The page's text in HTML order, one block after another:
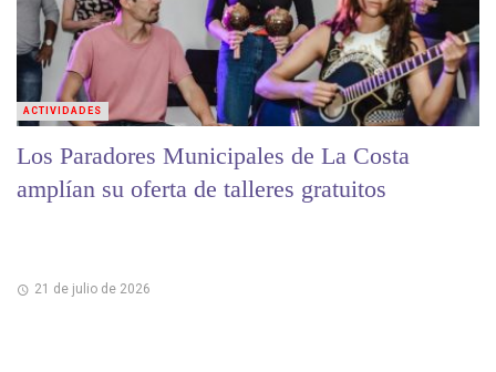
Los Paradores Municipales de La Costa
amplían su oferta de talleres gratuitos
21 de julio de 2026
ACTIVIDADES